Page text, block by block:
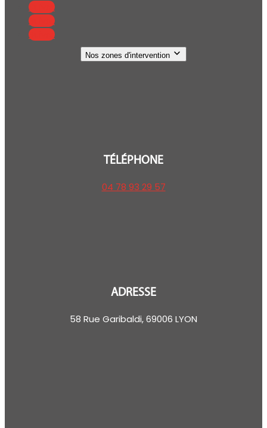
Suivre
Suivre
Suivre
Nos zones d'intervention
TÉLÉPHONE
04 78 93 29 57
ADRESSE
58 Rue Garibaldi, 69006 LYON